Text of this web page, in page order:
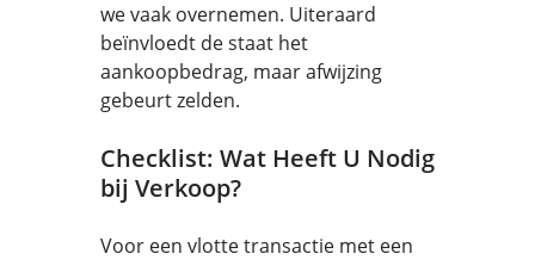
we vaak overnemen. Uiteraard
beïnvloedt de staat het
aankoopbedrag, maar afwijzing
gebeurt zelden.
Checklist: Wat Heeft U Nodig
bij Verkoop?
Voor een vlotte transactie met een